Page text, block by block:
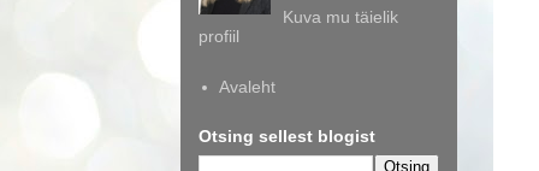
Kuva mu täielik
profiil
Avaleht
Otsing sellest blogist